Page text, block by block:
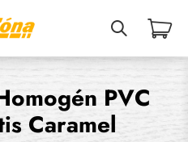
PVC
Caramel